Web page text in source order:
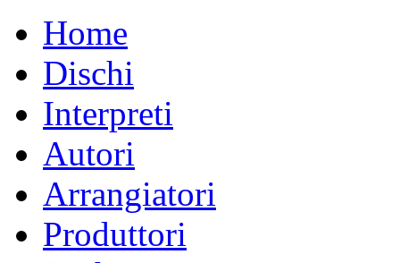
Home
Dischi
Interpreti
Autori
Arrangiatori
Produttori